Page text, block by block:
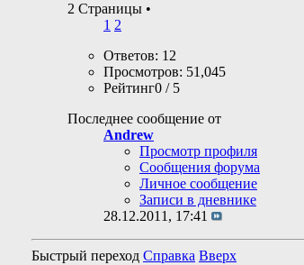
2 Страницы •
1 2
Ответов: 12
Просмотров: 51,045
Рейтинг0 / 5
Последнее сообщение от
Andrew
Просмотр профиля
Сообщения форума
Личное сообщение
Записи в дневнике
28.12.2011, 17:41
Быстрый переход Справка Вверх